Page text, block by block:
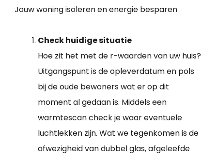
Jouw woning isoleren en energie besparen
Check huidige situatie
Hoe zit het met de r-waarden van uw huis?
Uitgangspunt is de opleverdatum en pols
bij de oude bewoners wat er op dit
moment al gedaan is. Middels een
warmtescan check je waar eventuele
luchtlekken zijn. Wat we tegenkomen is de
afwezigheid van dubbel glas, afgeleefde